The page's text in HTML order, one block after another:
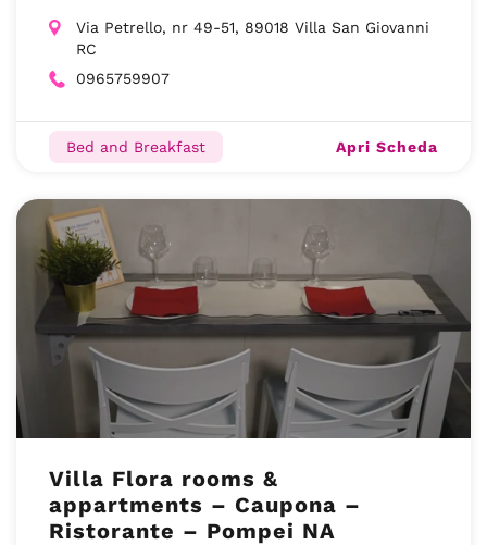
Via Petrello, nr 49-51, 89018 Villa San Giovanni
RC
0965759907
Bed and Breakfast Apri Scheda
Villa Flora rooms &
appartments – Caupona –
Ristorante – Pompei NA